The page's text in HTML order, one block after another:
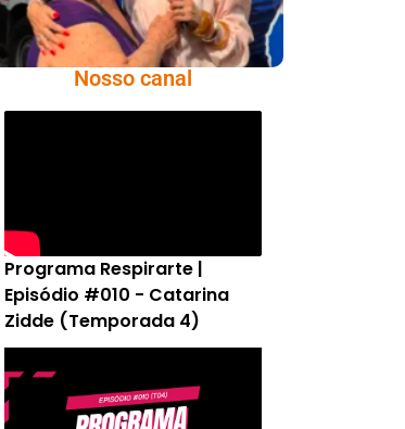
Nosso canal
Programa Respirarte |
Episódio #010 - Catarina
Zidde (Temporada 4)